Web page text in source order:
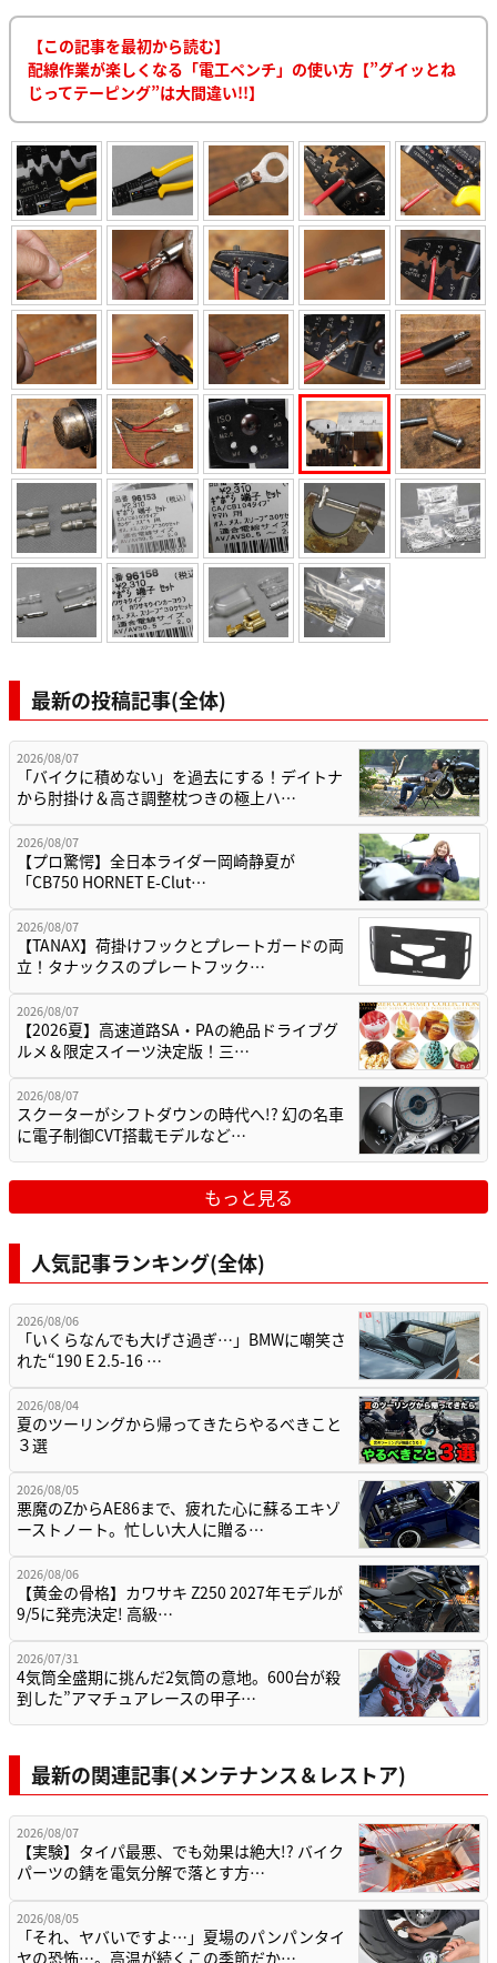
【この記事を最初から読む】
配線作業が楽しくなる「電工ペンチ」の使い方【”グイッとね
じってテーピング”は大間違い!!】
最新の投稿記事(全体)
2026/08/07
「バイクに積めない」を過去にする！デイトナ
から肘掛け＆高さ調整枕つきの極上ハ…
2026/08/07
【プロ驚愕】全日本ライダー岡崎静夏が
「CB750 HORNET E-Clut…
2026/08/07
【TANAX】荷掛けフックとプレートガードの両
立！タナックスのプレートフック…
2026/08/07
【2026夏】高速道路SA・PAの絶品ドライブグ
ルメ＆限定スイーツ決定版！三…
2026/08/07
スクーターがシフトダウンの時代へ!? 幻の名車
に電子制御CVT搭載モデルなど…
もっと見る
人気記事ランキング(全体)
2026/08/06
「いくらなんでも大げさ過ぎ…」BMWに嘲笑さ
れた“190 E 2.5-16 …
2026/08/04
夏のツーリングから帰ってきたらやるべきこと
３選
2026/08/05
悪魔のZからAE86まで、疲れた心に蘇るエキゾ
ーストノート。忙しい大人に贈る…
2026/08/06
【黄金の骨格】カワサキ Z250 2027年モデルが
9/5に発売決定! 高級…
2026/07/31
4気筒全盛期に挑んだ2気筒の意地。600台が殺
到した”アマチュアレースの甲子…
最新の関連記事(メンテナンス＆レストア)
2026/08/07
【実験】タイパ最悪、でも効果は絶大!? バイク
パーツの錆を電気分解で落とす方…
2026/08/05
「それ、ヤバいですよ…」夏場のパンパンタイ
ヤの恐怖…。高温が続くこの季節だか…